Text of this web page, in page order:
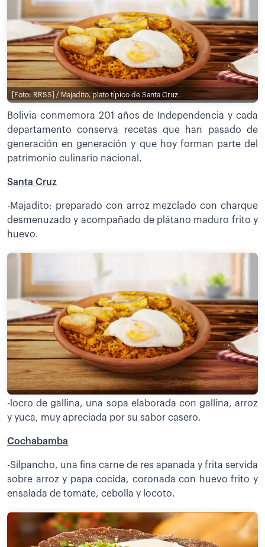
[Foto: RRSS] / Majadito, plato típico de Santa Cruz.
Bolivia conmemora 201 años de Independencia y cada
departamento conserva recetas que han pasado de
generación en generación y que hoy forman parte del
patrimonio culinario nacional.
Santa Cruz
-Majadito: preparado con arroz mezclado con charque
desmenuzado y acompañado de plátano maduro frito y
huevo.
-locro de gallina, una sopa elaborada con gallina, arroz
y yuca, muy apreciada por su sabor casero.
Cochabamba
-Silpancho, una fina carne de res apanada y frita servida
sobre arroz y papa cocida, coronada con huevo frito y
ensalada de tomate, cebolla y locoto.